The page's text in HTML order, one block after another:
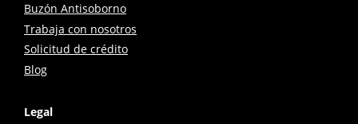
Buzón Antisoborno
Trabaja con nosotros
Solicitud de crédito
Blog
Legal